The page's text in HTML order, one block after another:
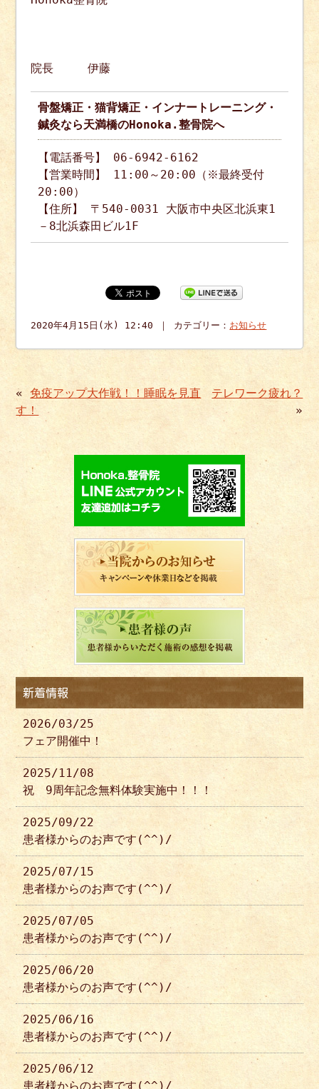
院長 伊藤
骨盤矯正・猫背矯正・インナートレーニング・
鍼灸なら天満橋のHonoka.整骨院へ
【電話番号】 06-6942-6162
【営業時間】 11:00～20:00（※最終受付
20:00）
【住所】 〒540-0031 大阪市中央区北浜東1
－8北浜森田ビル1F
2020年4月15日(水) 12:40 ｜ カテゴリー： お知らせ
«免疫アップ大作戦！！睡眠を見直
す！
テレワーク疲れ？
»
新着情報
2026/03/25
フェア開催中！
2025/11/08
祝 9周年記念無料体験実施中！！！
2025/09/22
患者様からのお声です(^^)/
2025/07/15
患者様からのお声です(^^)/
2025/07/05
患者様からのお声です(^^)/
2025/06/20
患者様からのお声です(^^)/
2025/06/16
患者様からのお声です(^^)/
2025/06/12
患者様からのお声です(^^)/